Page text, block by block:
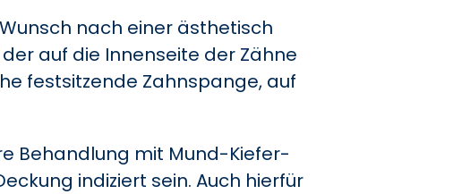
nach einer ästhetisch
auf die Innenseite der Zähne
festsitzende Zahnspange, auf
Behandlung mit Mund-Kiefer-
indiziert sein. Auch hierfür